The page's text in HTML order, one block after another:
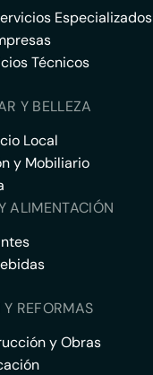
Especializados
Técnicos
Y BELLEZA
Local
y Mobiliario
ALIMENTACIÓN
REFORMAS
y Obras